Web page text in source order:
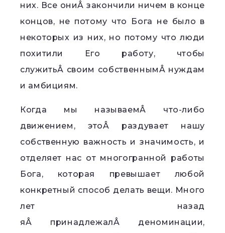
них. Все ониÂ закончили ничем в конце
концов, не потому что Бога не было в
некоторых из них, но потому что люди
похитили Его работу, чтобы
служитьÂ своим собственнымÂ нуждам
и амбициям.
Когда мы называемÂ что-либо
движением, этоÂ раздувает нашу
собственную важность и значимость, и
отделяет нас от многогранной работы
Бога, которая превышает любой
конкретный способ делать вещи. Много
лет назад
яÂ принадлежалÂ деноминации,